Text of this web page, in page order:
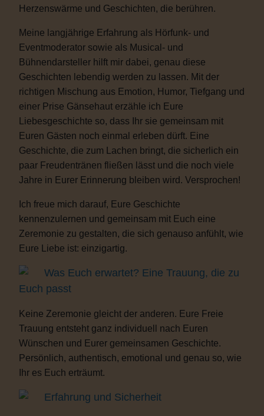
Herzenswärme und Geschichten, die berühren.
Meine langjährige Erfahrung als Hörfunk- und
Eventmoderator sowie als Musical- und
Bühnendarsteller hilft mir dabei, genau diese
Geschichten lebendig werden zu lassen. Mit der
richtigen Mischung aus Emotion, Humor, Tiefgang und
einer Prise Gänsehaut erzähle ich Eure
Liebesgeschichte so, dass Ihr sie gemeinsam mit
Euren Gästen noch einmal erleben dürft. Eine
Geschichte, die zum Lachen bringt, die sicherlich ein
paar Freudentränen fließen lässt und die noch viele
Jahre in Eurer Erinnerung bleiben wird. Versprochen!
Ich freue mich darauf, Eure Geschichte
kennenzulernen und gemeinsam mit Euch eine
Zeremonie zu gestalten, die sich genauso anfühlt, wie
Eure Liebe ist: einzigartig.
Was Euch erwartet? Eine Trauung, die zu
Euch passt
Keine Zeremonie gleicht der anderen. Eure Freie
Trauung entsteht ganz individuell nach Euren
Wünschen und Eurer gemeinsamen Geschichte.
Persönlich, authentisch, emotional und genau so, wie
Ihr es Euch erträumt.
Erfahrung und Sicherheit